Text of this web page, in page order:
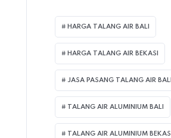
HARGA TALANG AIR BALI
HARGA TALANG AIR BEKASI
JASA PASANG TALANG AIR BALI
TALANG AIR ALUMINIUM BALI
TALANG AIR ALUMINIUM BEKASI